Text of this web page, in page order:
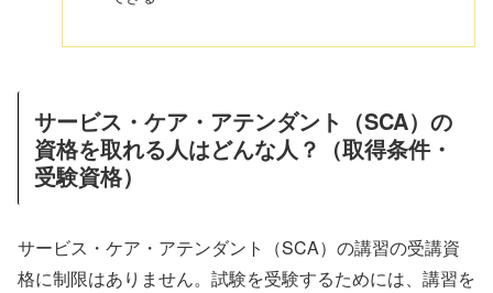
サービス・ケア・アテンダント（SCA）の
資格を取れる人はどんな人？（取得条件・
受験資格）
サービス・ケア・アテンダント（SCA）の講習の受講資
格に制限はありません。試験を受験するためには、講習を